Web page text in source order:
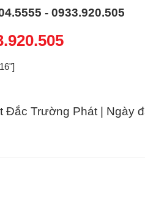
- 0933.920.505
Đắc Trường Phát | Ngày